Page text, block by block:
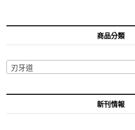
商品分類
刃牙道
新刊情報